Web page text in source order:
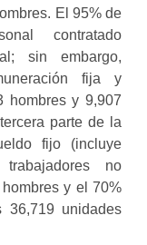
El 95% de
contratado
sin embargo,
fija y
hombres y 9,907
parte de la
fijo (incluye
no
y el 70%
36,719 unidades